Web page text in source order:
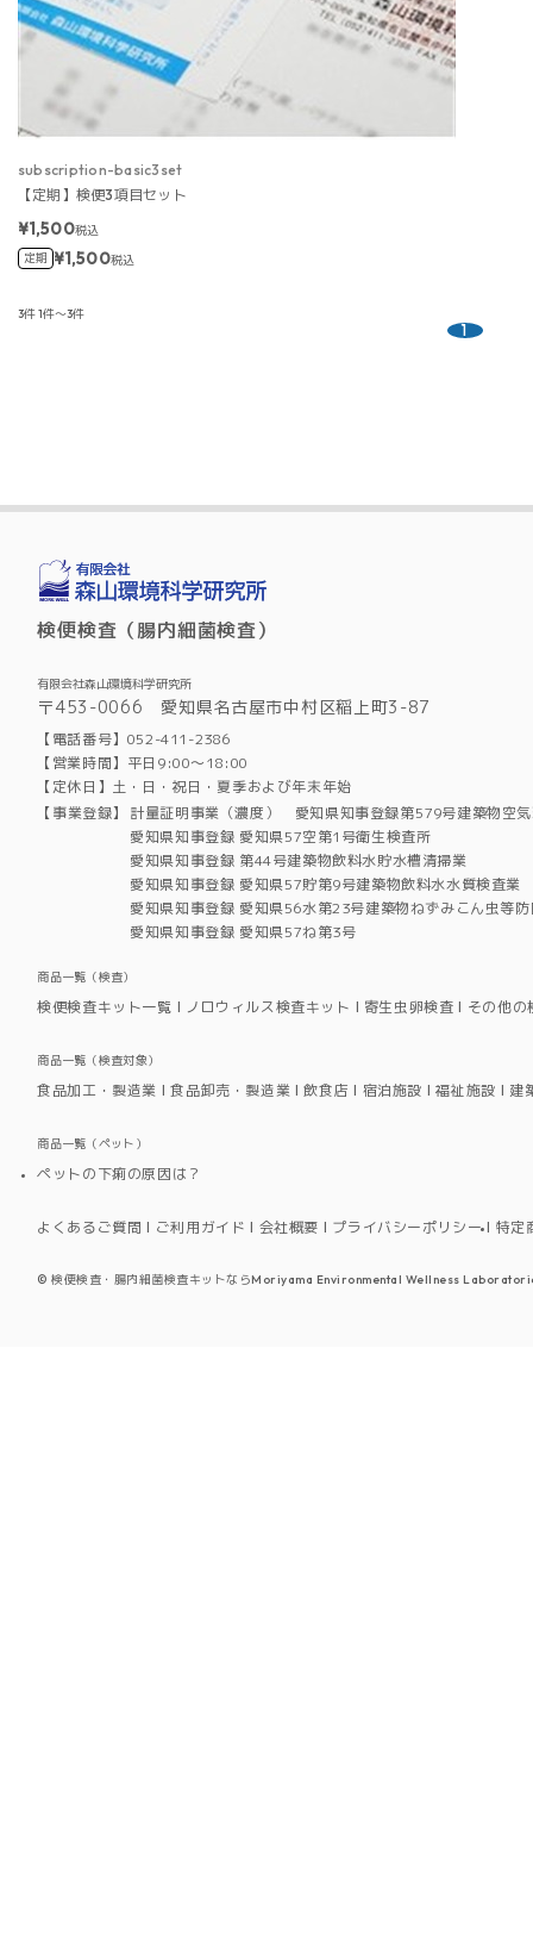
subscription-basic3set
【定期】検便3項目セット
¥1,500税込
定期 ¥1,500税込
3件1件～3件
1
検便検査（腸内細菌検査）
有限会社森山環境科学研究所
〒453-0066 愛知県名古屋市中村区稲上町3-87
【電話番号】052-411-2386
【営業時間】平日9:00～18:00
【定休日】土・日・祝日・夏季および年末年始
【事業登録】
計量証明事業（濃度） 愛知県知事登録第579号建築物空
愛知県知事登録 愛知県57空第1号衛生検査所
愛知県知事登録 第44号建築物飲料水貯水槽清掃業
愛知県知事登録 愛知県57貯第9号建築物飲料水水質検査業
愛知県知事登録 愛知県56水第23号建築物ねずみこん虫等
愛知県知事登録 愛知県57ね第3号
商品一覧（検査）
検便検査キット一覧 ノロウィルス検査キット 寄生虫卵検査 その他の
商品一覧（検査対象）
食品加工・製造業 食品卸売・製造業 飲食店 宿泊施設 福祉施設 建
商品一覧（ペット）
ペットの下痢の原因は？
よくあるご質問 ご利用ガイド 会社概要 プライバシーポリシー 特定
©検便検査・腸内細菌検査キットならMoriyama Environmental Wellness